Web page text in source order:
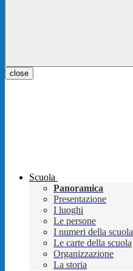
close
Scuola
Panoramica
Presentazione
I luoghi
Le persone
I numeri della scuola
Le carte della scuola
Organizzazione
La storia